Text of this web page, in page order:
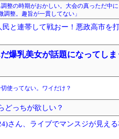
整の時期がおかしい。大会の真っただ中
整。趣旨が一貫してない」
と連帯して戦おー！悪政高市を
爆乳美女が話題になってしま
使ってない。ワイだけ？
っちが欲しい？
さん、ライブでマンスジが見え